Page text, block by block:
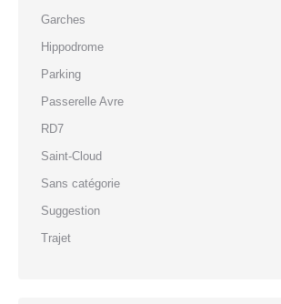
Garches
Hippodrome
Parking
Passerelle Avre
RD7
Saint-Cloud
Sans catégorie
Suggestion
Trajet